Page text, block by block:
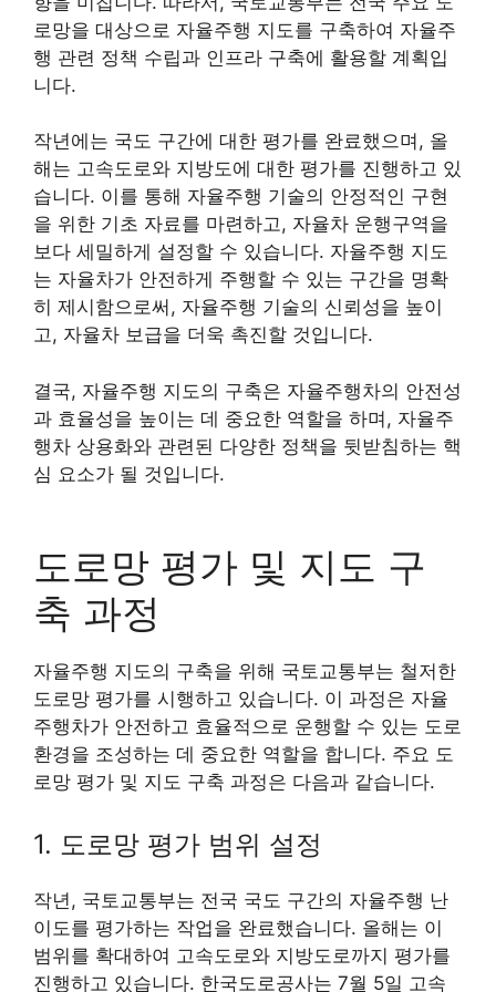
로망을 대상으로 자율주행 지도를 구축하여 자율주
행 관련 정책 수립과 인프라 구축에 활용할 계획입
니다.
작년에는 국도 구간에 대한 평가를 완료했으며, 올
해는 고속도로와 지방도에 대한 평가를 진행하고 있
습니다. 이를 통해 자율주행 기술의 안정적인 구현
을 위한 기초 자료를 마련하고, 자율차 운행구역을
보다 세밀하게 설정할 수 있습니다. 자율주행 지도
는 자율차가 안전하게 주행할 수 있는 구간을 명확
히 제시함으로써, 자율주행 기술의 신뢰성을 높이
고, 자율차 보급을 더욱 촉진할 것입니다.
결국, 자율주행 지도의 구축은 자율주행차의 안전성
과 효율성을 높이는 데 중요한 역할을 하며, 자율주
행차 상용화와 관련된 다양한 정책을 뒷받침하는 핵
심 요소가 될 것입니다.
도로망 평가 및 지도 구
축 과정
자율주행 지도의 구축을 위해 국토교통부는 철저한
도로망 평가를 시행하고 있습니다. 이 과정은 자율
주행차가 안전하고 효율적으로 운행할 수 있는 도로
환경을 조성하는 데 중요한 역할을 합니다. 주요 도
로망 평가 및 지도 구축 과정은 다음과 같습니다.
1. 도로망 평가 범위 설정
작년, 국토교통부는 전국 국도 구간의 자율주행 난
이도를 평가하는 작업을 완료했습니다. 올해는 이
범위를 확대하여 고속도로와 지방도로까지 평가를
진행하고 있습니다. 한국도로공사는 7월 5일 고속